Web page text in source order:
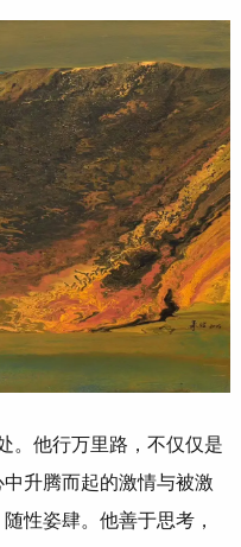
。他行万里路，不仅仅是
升腾而起的激情与被激
性姿肆。他善于思考，